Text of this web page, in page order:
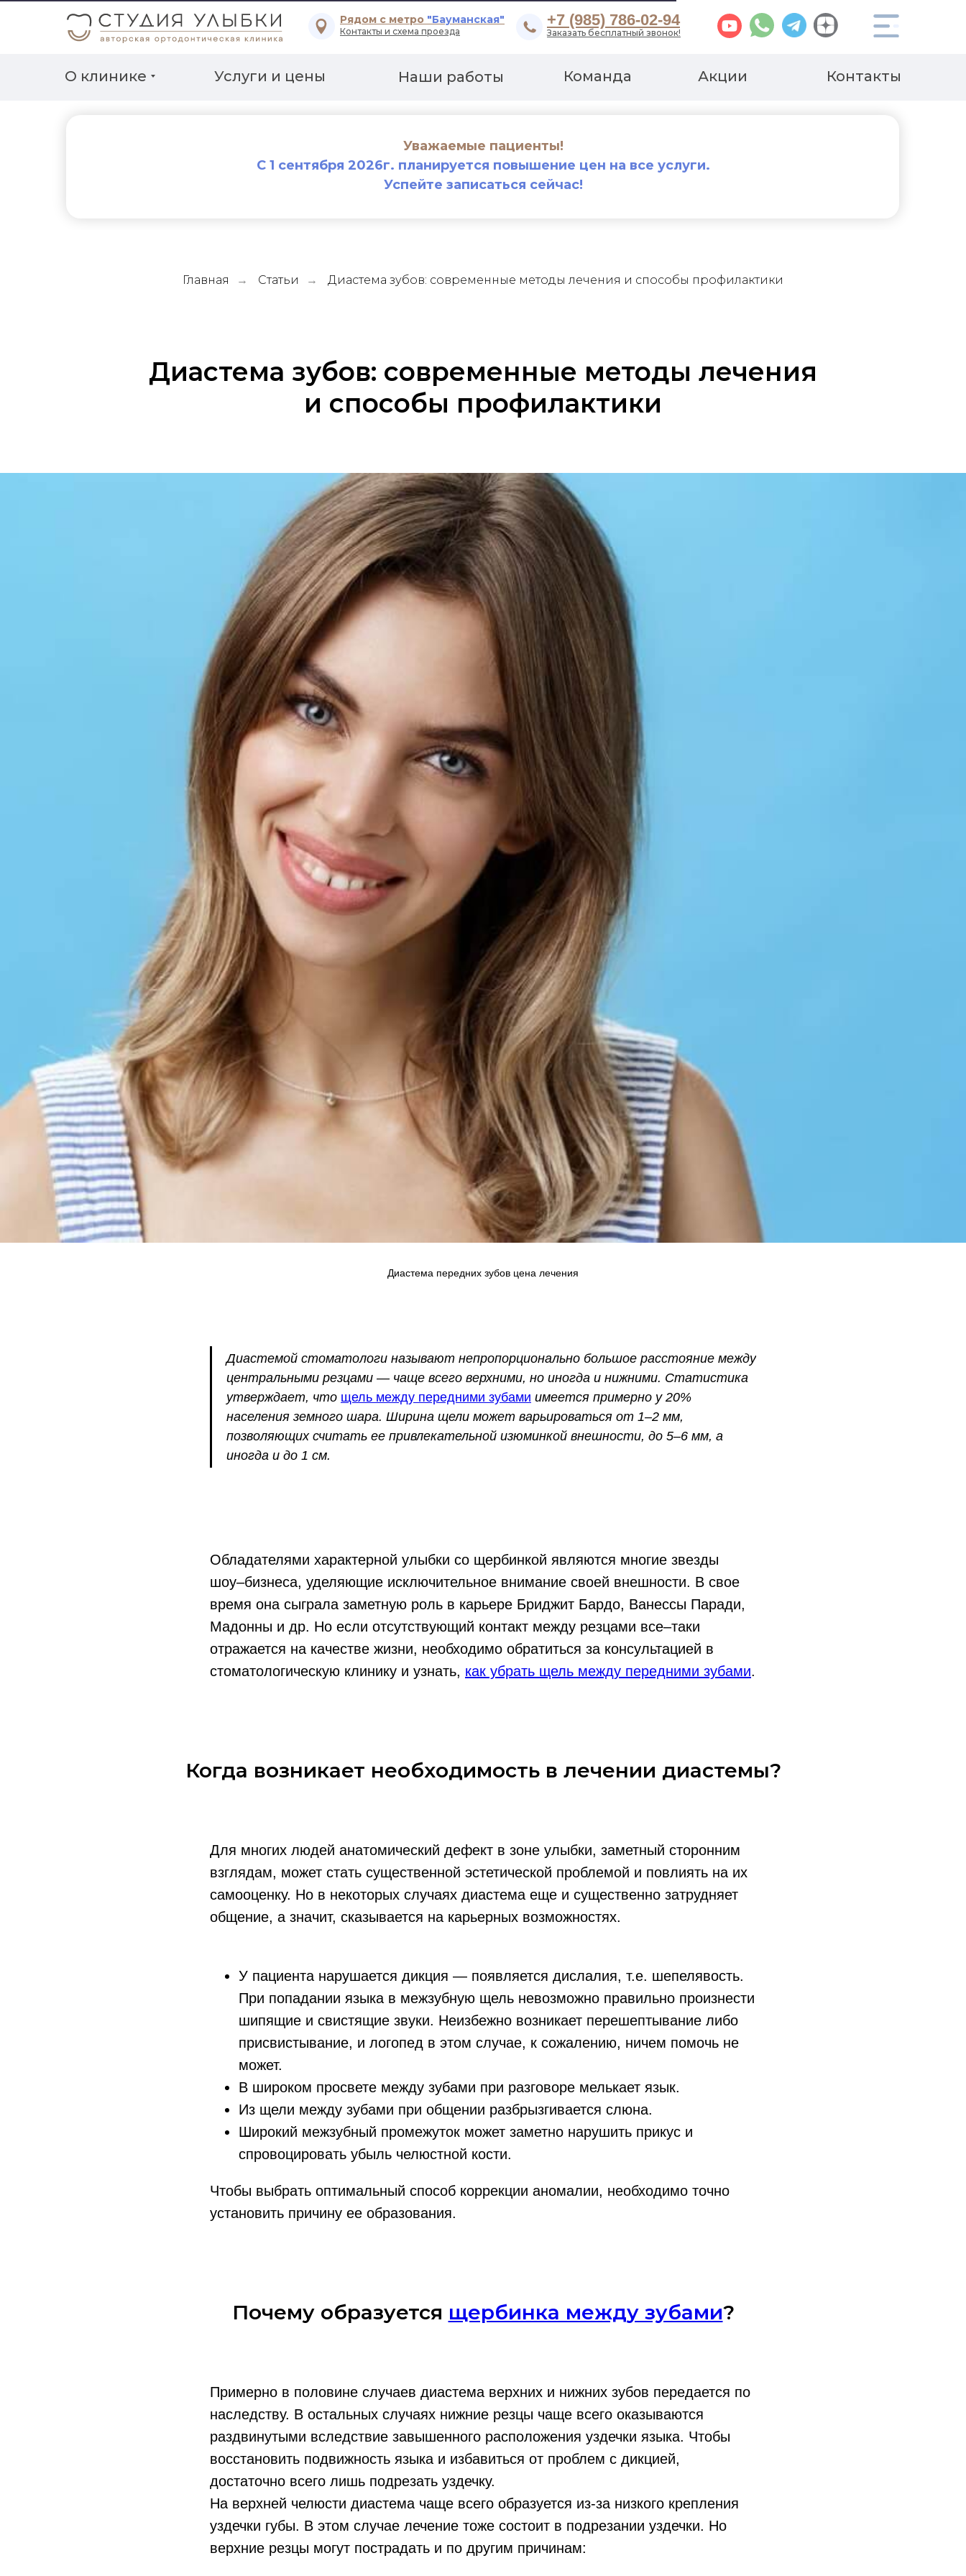
Рядом с метро "Бауманская"
Контакты и схема проезда Заказать бесплатный звонок!
О клинике Команда Акции Контакты
+7 (985) 786-02-94
Услуги и цены Наши работы
Уважаемые пациенты!
С 1 сентября 2026г. планируется повышение цен на все услуги.
Успейте записаться сейчас!
Главная → Статьи → Диастема зубов: современные методы лечения и способы профилактики
Диастема зубов: современные методы лечения
и способы профилактики
Диастема передних зубов цена лечения
Диастемой стоматологи называют непропорционально большое расстояние между
центральными резцами — чаще всего верхними, но иногда и нижними. Статистика
утверждает, что щель между передними зубами имеется примерно у 20%
населения земного шара. Ширина щели может варьироваться от 1–2 мм,
позволяющих считать ее привлекательной изюминкой внешности, до 5–6 мм, а
иногда и до 1 см.
Обладателями характерной улыбки со щербинкой являются многие звезды
шоу–бизнеса, уделяющие исключительное внимание своей внешности. В свое
время она сыграла заметную роль в карьере Бриджит Бардо, Ванессы Паради,
Мадонны и др. Но если отсутствующий контакт между резцами все–таки
отражается на качестве жизни, необходимо обратиться за консультацией в
стоматологическую клинику и узнать, как убрать щель между передними зубами.
Когда возникает необходимость в лечении диастемы?
Для многих людей анатомический дефект в зоне улыбки, заметный сторонним
взглядам, может стать существенной эстетической проблемой и повлиять на их
самооценку. Но в некоторых случаях диастема еще и существенно затрудняет
общение, а значит, сказывается на карьерных возможностях.
У пациента нарушается дикция — появляется дислалия, т.е. шепелявость.
При попадании языка в межзубную щель невозможно правильно произнести
шипящие и свистящие звуки. Неизбежно возникает перешептывание либо
присвистывание, и логопед в этом случае, к сожалению, ничем помочь не
может.
В широком просвете между зубами при разговоре мелькает язык.
Из щели между зубами при общении разбрызгивается слюна.
Широкий межзубный промежуток может заметно нарушить прикус и
спровоцировать убыль челюстной кости.
Чтобы выбрать оптимальный способ коррекции аномалии, необходимо точно
установить причину ее образования.
Почему образуется щербинка между зубами?
Примерно в половине случаев диастема верхних и нижних зубов передается по
наследству. В остальных случаях нижние резцы чаще всего оказываются
раздвинутыми вследствие завышенного расположения уздечки языка. Чтобы
восстановить подвижность языка и избавиться от проблем с дикцией,
достаточно всего лишь подрезать уздечку.
На верхней челюсти диастема чаще всего образуется из-за низкого крепления
уздечки губы. В этом случае лечение тоже состоит в подрезании уздечки. Но
верхние резцы могут пострадать и по другим причинам: